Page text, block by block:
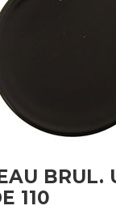
BRUL.
110